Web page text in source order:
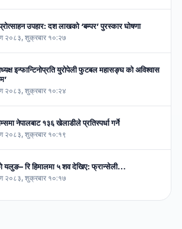
उपहार: दश लाखको ‘बम्पर’ पुरस्कार घोषणा
२०८३, शुक्रबार १०:२७
इन्फान्टिनोप्रति युरोपेली फुटबल महासङ्घ को अविश्वास
२०८३, शुक्रबार १०:२४
नेपालबाट १३६ खेलाडीले प्रतिस्पर्धा गर्ने
२०८३, शुक्रबार १०:१९
यलुङ– रि हिमालमा ५ शव देखिए: फ्रान्सेली…
२०८३, शुक्रबार १०:१७